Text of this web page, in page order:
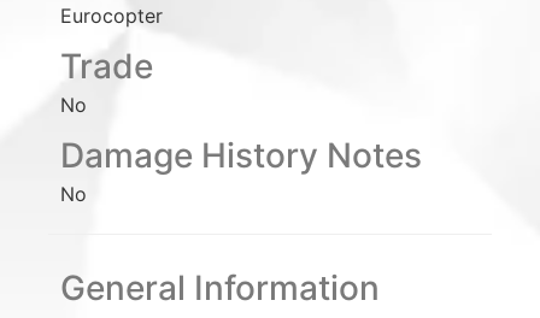
Eurocopter
Trade
No
Damage History Notes
No
General Information